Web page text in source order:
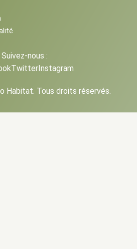
Suivez-nous :
TwitterInstagram
Habitat. Tous droits réservés.